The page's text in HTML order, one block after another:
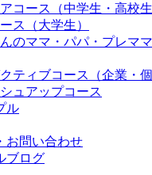
コース（中学生・高校生
ス（大学生）
のママ・パパ・プレマ
ティブコース（企業・個
ュアップコース
ル
お問い合わせ
ブログ